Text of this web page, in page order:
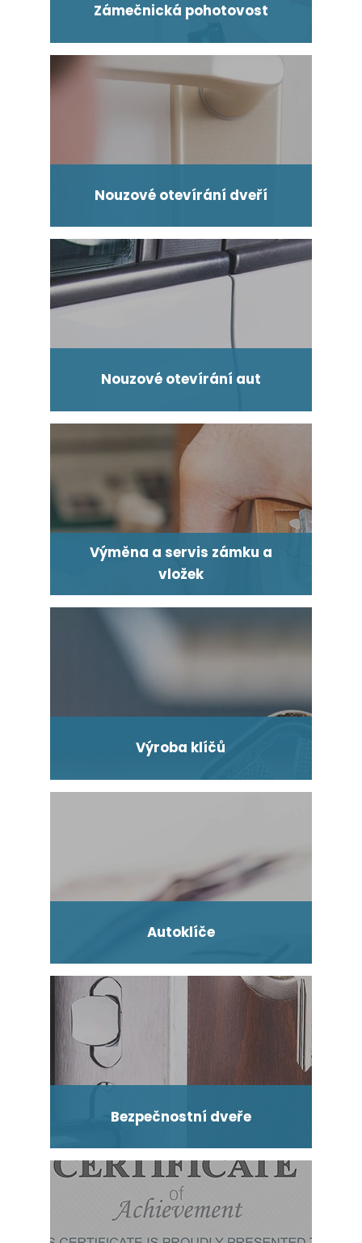
Zámečnická pohotovost
Nouzové otevírání dveří
Nouzové otevírání aut
Výměna a servis zámku a
vložek
Výroba klíčů
Autoklíče
Bezpečnostní dveře